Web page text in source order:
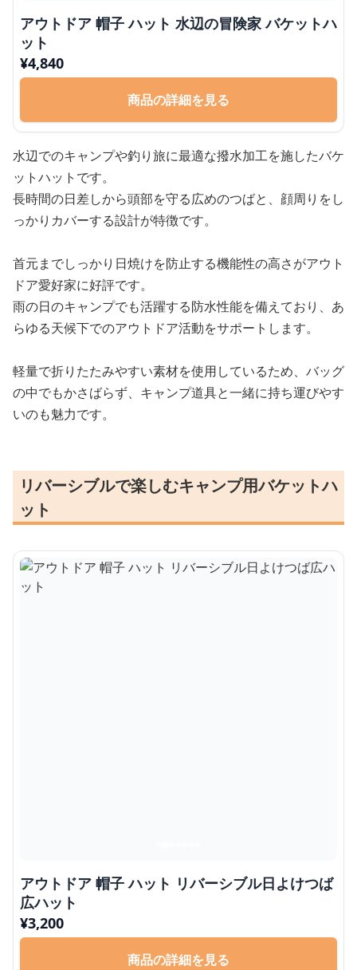
アウトドア 帽子 ハット 水辺の冒険家 バケットハ
ット
¥4,840
商品の詳細を見る
水辺でのキャンプや釣り旅に最適な撥水加工を施したバケ
ットハットです。
長時間の日差しから頭部を守る広めのつばと、顔周りをし
っかりカバーする設計が特徴です。
首元までしっかり日焼けを防止する機能性の高さがアウト
ドア愛好家に好評です。
雨の日のキャンプでも活躍する防水性能を備えており、あ
らゆる天候下でのアウトドア活動をサポートします。
軽量で折りたたみやすい素材を使用しているため、バッグ
の中でもかさばらず、キャンプ道具と一緒に持ち運びやす
いのも魅力です。
リバーシブルで楽しむキャンプ用バケットハ
ット
アウトドア 帽子 ハット リバーシブル日よけつば
広ハット
¥3,200
商品の詳細を見る